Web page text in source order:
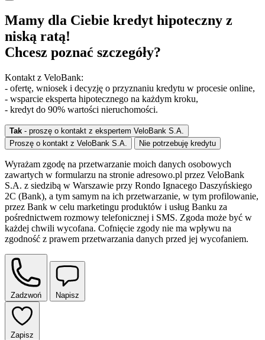
Mamy dla Ciebie kredyt hipoteczny z
niską ratą!
Chcesz poznać szczegóły?
Kontakt z VeloBank:
- ofertę, wniosek i decyzję o przyznaniu kredytu w procesie online,
- wsparcie eksperta hipotecznego na każdym kroku,
- kredyt do 90% wartości nieruchomości.
Tak - proszę o kontakt z ekspertem VeloBank S.A.
Proszę o kontakt z VeloBank S.A.
Nie potrzebuję kredytu
Wyrażam zgodę na przetwarzanie moich danych osobowych
zawartych w formularzu na stronie adresowo.pl przez VeloBank
S.A. z siedzibą w Warszawie przy Rondo Ignacego Daszyńskiego
2C (Bank), a tym samym na ich przetwarzanie, w tym profilowanie,
przez Bank w celu marketingu produktów i usług Banku za
pośrednictwem rozmowy telefonicznej i SMS. Zgoda może być w
każdej chwili wycofana. Cofnięcie zgody nie ma wpływu na
zgodność z prawem przetwarzania danych przed jej wycofaniem.
Zadzwoń Napisz
Zapisz